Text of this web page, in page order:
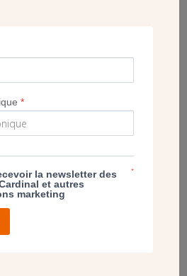
ADAM (95) –
PAROISSIALES
*
la newsletter des
et autres
marketing
*